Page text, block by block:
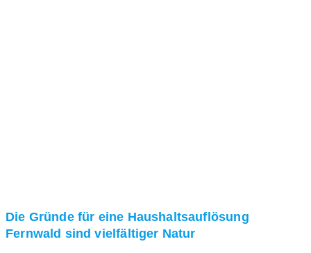
Die Gründe für eine Haushaltsauflösung
Fernwald sind vielfältiger Natur